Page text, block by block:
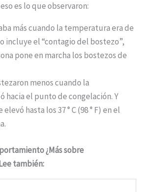
es lo que observaron:
más cuando la temperatura era de
incluye el “contagio del bostezo”,
pone en marcha los bostezos de
menos cuando la
hacia el punto de congelación. Y
hasta los 37 ° C (98 ° F) en el
¿Más sobre
también: